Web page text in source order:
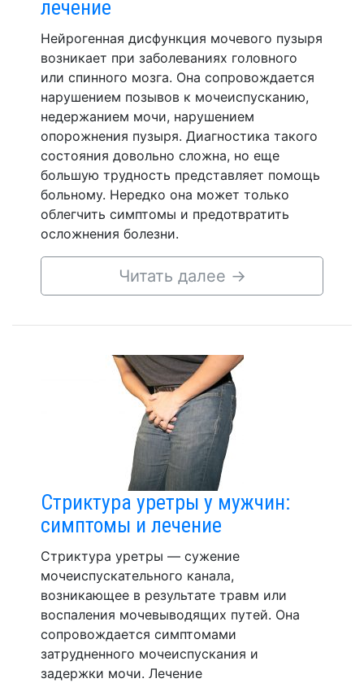
лечение
Нейрогенная дисфункция мочевого пузыря
возникает при заболеваниях головного
или спинного мозга. Она сопровождается
нарушением позывов к мочеиспусканию,
недержанием мочи, нарушением
опорожнения пузыря. Диагностика такого
состояния довольно сложна, но еще
большую трудность представляет помощь
больному. Нередко она может только
облегчить симптомы и предотвратить
осложнения болезни.
Читать далее →
Стриктура уретры у мужчин:
симптомы и лечение
Стриктура уретры — сужение
мочеиспускательного канала,
возникающее в результате травм или
воспаления мочевыводящих путей. Она
сопровождается симптомами
затрудненного мочеиспускания и
задержки мочи. Лечение